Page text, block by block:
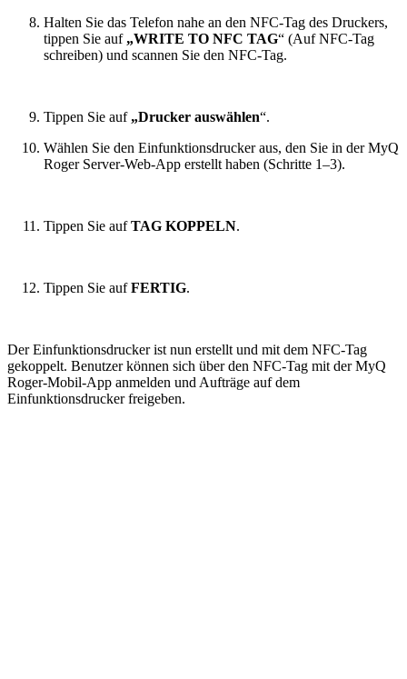
Halten Sie das Telefon nahe an den NFC-Tag des Druckers,
tippen Sie auf „WRITE TO NFC TAG“ (Auf NFC-Tag
schreiben) und scannen Sie den NFC-Tag.
Tippen Sie auf „Drucker auswählen“.
Wählen Sie den Einfunktionsdrucker aus, den Sie in der MyQ
Roger Server-Web-App erstellt haben (Schritte 1–3).
Tippen Sie aufTAG KOPPELN.
Tippen Sie aufFERTIG.
Der Einfunktionsdrucker ist nun erstellt und mit dem NFC-Tag
gekoppelt. Benutzer können sich über den NFC-Tag mit der MyQ
Roger-Mobil-App anmelden und Aufträge auf dem
Einfunktionsdrucker freigeben.